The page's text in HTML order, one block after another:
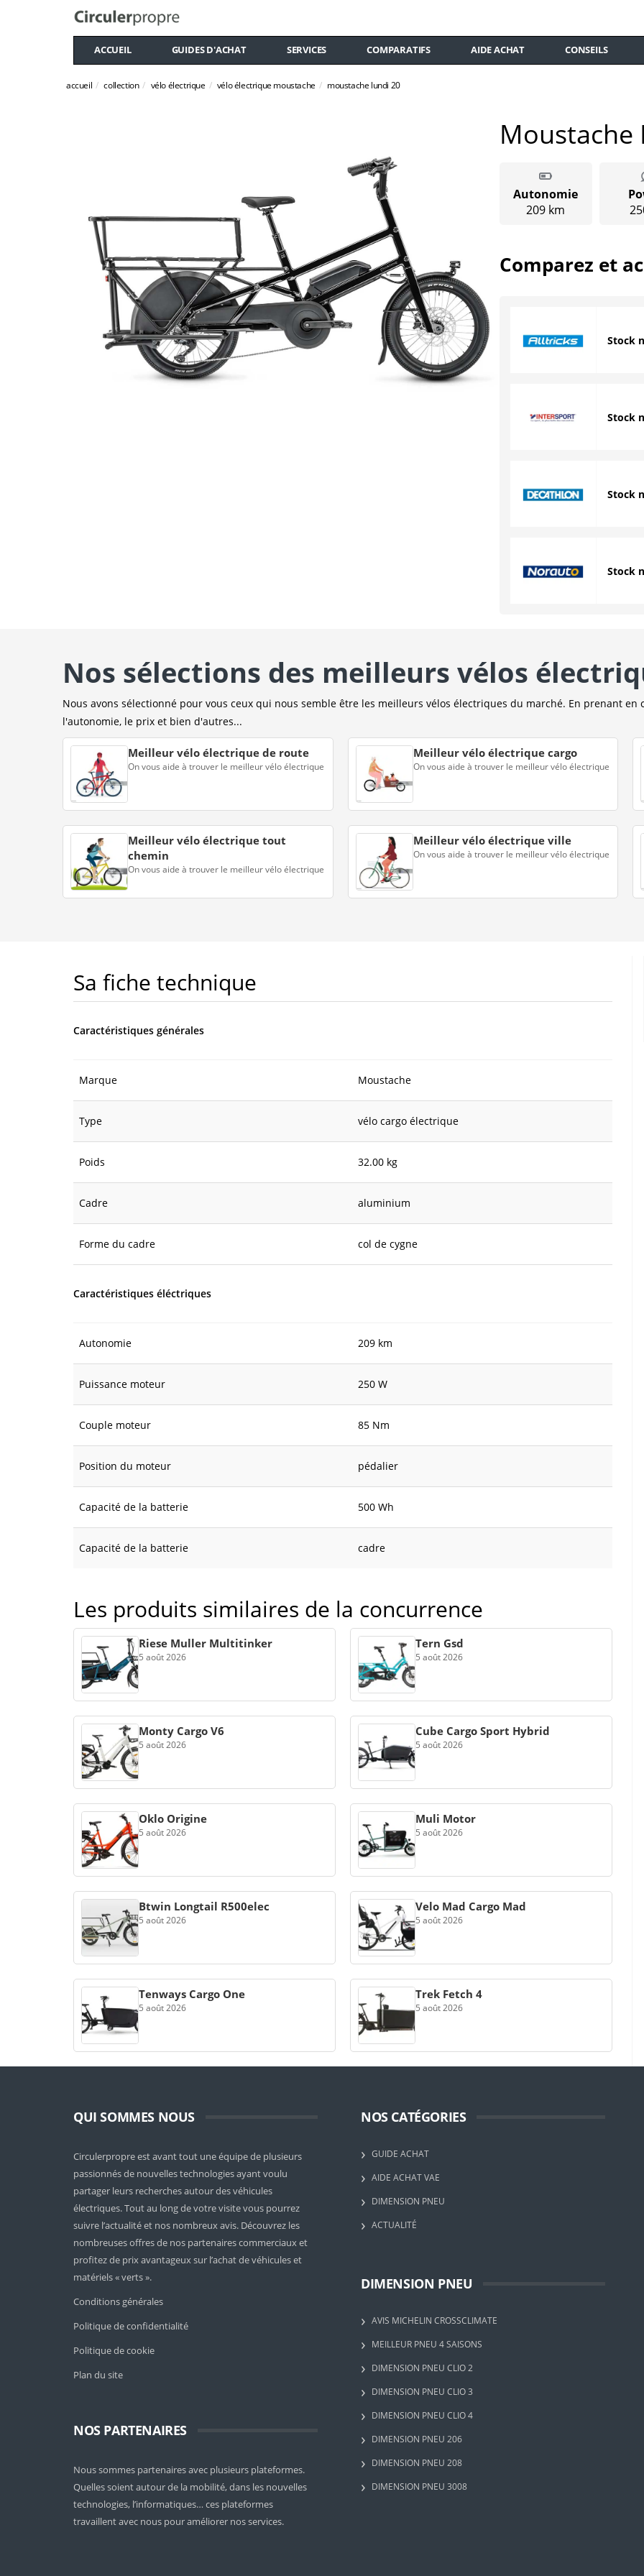
ACCUEIL GUIDES D'ACHAT SERVICES COMPARATIFS AIDE ACHAT CONSEILS
accueil collection vélo électrique vélo électrique moustache moustache lundi 20
Moustache
Autonomie
209 km
Comparez et
Stock
Stock
Stock
Stock
Nos sélections des meilleurs vélos
Nous avons sélectionné pour vous ceux qui nous semble être les meilleurs vélos électriques du marché. En prenant
l'autonomie, le prix et bien d'autres...
Meilleur vélo électrique de route
On vous aide à trouver le meilleur vélo électrique
Meilleur vélo électrique cargo
On vous aide à trouver le meilleur vélo électrique
Meilleur vélo électrique tout
chemin
On vous aide à trouver le meilleur vélo électrique
Meilleur vélo électrique ville
On vous aide à trouver le meilleur vélo électrique
Sa fiche technique
Caractéristiques générales
Marque Moustache
Type vélo cargo électrique
Poids 32.00 kg
Cadre aluminium
Forme du cadre col de cygne
Caractéristiques éléctriques
Autonomie 209 km
Puissance moteur 250 W
Couple moteur 85 Nm
Position du moteur pédalier
Capacité de la batterie 500 Wh
Capacité de la batterie cadre
Les produits similaires de la concurrence
Riese Muller Multitinker
5 août 2026
Tern Gsd
5 août 2026
Monty Cargo V6
5 août 2026
Cube Cargo Sport Hybrid
5 août 2026
Oklo Origine
5 août 2026
Muli Motor
5 août 2026
Btwin Longtail R500elec
5 août 2026
Velo Mad Cargo Mad
5 août 2026
Tenways Cargo One
5 août 2026
Trek Fetch 4
5 août 2026
QUI SOMMES NOUS
Circulerpropre est avant tout une équipe de plusieurs
passionnés de nouvelles technologies ayant voulu
partager leurs recherches autour des véhicules
électriques. Tout au long de votre visite vous pourrez
suivre l’actualité et nos nombreux avis. Découvrez les
nombreuses offres de nos partenaires commerciaux et
profitez de prix avantageux sur l’achat de véhicules et
matériels « verts ».
Conditions générales
Politique de confidentialité
Politique de cookie
Plan du site
NOS PARTENAIRES
Nous sommes partenaires avec plusieurs plateformes.
Quelles soientautour de la mobilité, dans les nouvelles
technologies, l’informatiques… ces plateformes
travaillent avec nous pour améliorer nos services.
NOS CATÉGORIES
GUIDE ACHAT
AIDE ACHAT VAE
DIMENSION PNEU
ACTUALITÉ
DIMENSION PNEU
AVIS MICHELIN CROSSCLIMATE
MEILLEUR PNEU 4 SAISONS
DIMENSION PNEU CLIO 2
DIMENSION PNEU CLIO 3
DIMENSION PNEU CLIO 4
DIMENSION PNEU 206
DIMENSION PNEU 208
DIMENSION PNEU 3008